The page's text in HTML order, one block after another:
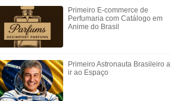
Primeiro E-commerce de
Perfumaria com Catálogo em
Anime do Brasil
Primeiro Astronauta Brasileiro a
ir ao Espaço